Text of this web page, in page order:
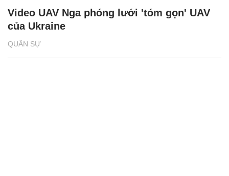
QUÂN SỰ
Video UAV Nga phóng lưới 'tóm gọn' UAV
của Ukraine